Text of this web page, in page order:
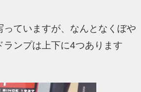
ていますが、なんとなくぼや
ンプは上下に4つあります